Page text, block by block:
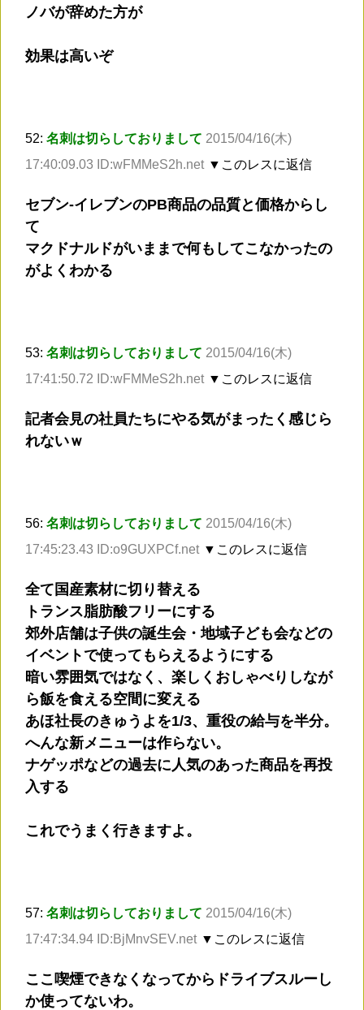
ノバが辞めた方が
効果は高いぞ
52: 名刺は切らしておりまして 2015/04/16(木)
17:40:09.03 ID:wFMMeS2h.net ▼このレスに返信
セブン-イレブンのPB商品の品質と価格からし
て
マクドナルドがいままで何もしてこなかったの
がよくわかる
53: 名刺は切らしておりまして 2015/04/16(木)
17:41:50.72 ID:wFMMeS2h.net ▼このレスに返信
記者会見の社員たちにやる気がまったく感じら
れないｗ
56: 名刺は切らしておりまして 2015/04/16(木)
17:45:23.43 ID:o9GUXPCf.net ▼このレスに返信
全て国産素材に切り替える
トランス脂肪酸フリーにする
郊外店舗は子供の誕生会・地域子ども会などの
イベントで使ってもらえるようにする
暗い雰囲気ではなく、楽しくおしゃべりしなが
ら飯を食える空間に変える
あほ社長のきゅうよを1/3、重役の給与を半分。
へんな新メニューは作らない。
ナゲッポなどの過去に人気のあった商品を再投
入する
これでうまく行きますよ。
57: 名刺は切らしておりまして 2015/04/16(木)
17:47:34.94 ID:BjMnvSEV.net ▼このレスに返信
ここ喫煙できなくなってからドライブスルーし
か使ってないわ。